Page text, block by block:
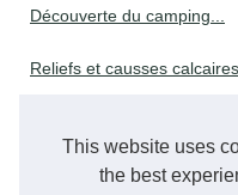
This website uses
the best
Découverte du camping...
Reliefs et causses
Que faire à vichy :...